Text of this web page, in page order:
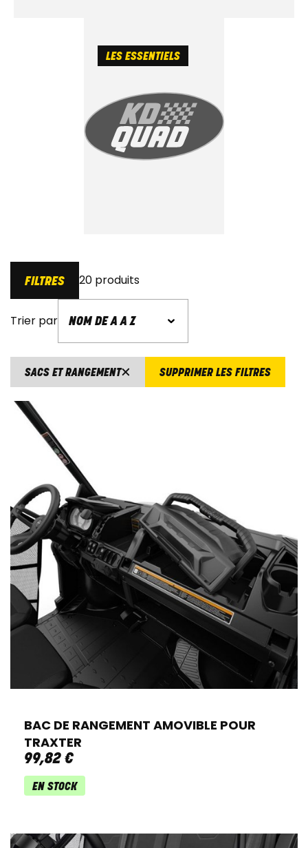
LES ESSENTIELS
FILTRES 20 produits
Trier par
SACS ET RANGEMENT SUPPRIMER LES FILTRES
BAC DE RANGEMENT AMOVIBLE POUR
TRAXTER
99,82 €
EN STOCK